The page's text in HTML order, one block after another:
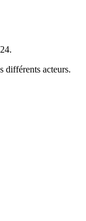
différents acteurs.